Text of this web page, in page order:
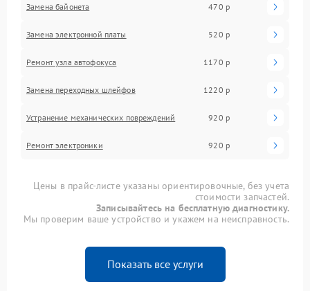
Замена байонета 470 р
Замена электронной платы 520 р
Ремонт узла автофокуса 1170 р
Замена переходных шлейфов 1220 р
Устранение механических повреждений 920 р
Ремонт электроники 920 р
Цены в прайс-листе указаны ориентировочные, без учета
стоимости запчастей.
Записывайтесь на бесплатную диагностику.
Мы проверим ваше устройство и укажем на неисправность.
Показать все услуги